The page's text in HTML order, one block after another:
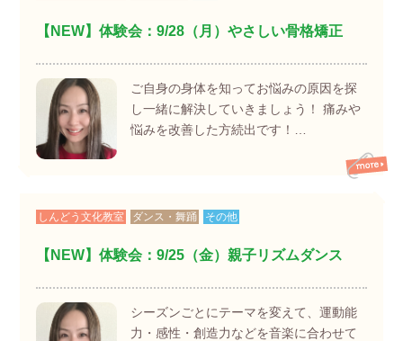
【NEW】体験会：9/28（月）やさしい骨格矯正
ご自身の身体を知ってお悩みの原因を探
し一緒に解決していきましょう！ 痛みや
悩みを改善した方続出です！…
しんどう文化教室 ダンス・舞踊 その他
【NEW】体験会：9/25（金）親子リズムダンス
シーズンごとにテーマを変えて、運動能
力・感性・創造力などを音楽に合わせて